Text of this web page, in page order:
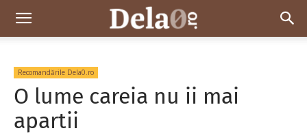
Dela0
Recomandările Dela0.ro
O lume careia nu ii mai
apartii